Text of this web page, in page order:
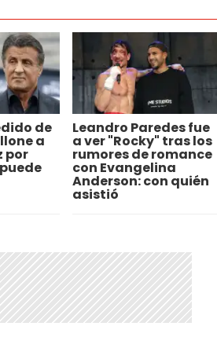
de
a
por
Leandro Paredes fue
a ver "Rocky" tras los
rumores de romance
con Evangelina
Anderson: con quién
asistió